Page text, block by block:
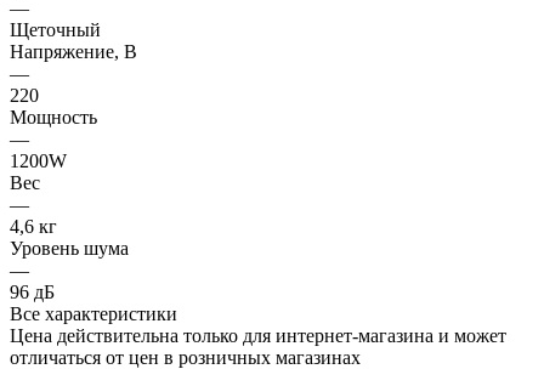
—
Щеточный
Напряжение, В
—
220
Мощность
—
1200W
Вес
—
4,6 кг
Уровень шума
—
96 дБ
Все характеристики
Цена действительна только для интернет-магазина и может
отличаться от цен в розничных магазинах